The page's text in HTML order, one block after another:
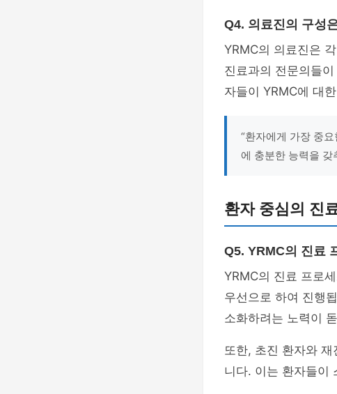
Q4. 의료진의 구성
YRMC의 의료진은
진료과의 전문의들
자들이 YRMC에 대
“환자에게 가장 중
에 충분한 능력을 갖
환자 중심의 진
Q5. YRMC의 진료
YRMC의 진료 프로
우선으로 하여 진행
소화하려는 노력이
또한, 초진 환자와 재
니다. 이는 환자들이